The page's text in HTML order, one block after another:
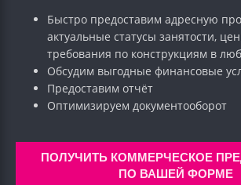
Быстро предоставим адресную
актуальные статусы занятости,
требования по конструкциям в
Обсудим выгодные финансовые
Предоставим отчёт
Оптимизируем документооборот
ПОЛУЧИТЬ КОММЕРЧЕСКОЕ
ПО ВАШЕЙ ФОРМЕ